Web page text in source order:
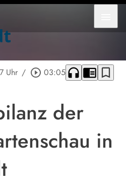
Uhr / play_circle_outline 03:05 headphones chrome_reader_mode bookmark_border
der
in